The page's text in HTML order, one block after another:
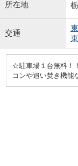
所在地
交通
☆駐車場１台無料！
コンや追い焚き機能